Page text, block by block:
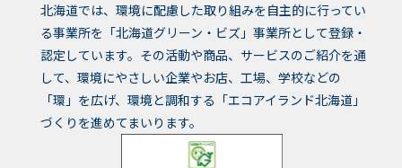
北海道では、環境に配慮した取り組みを自主的に行ってい
る事業所を「北海道グリーン・ビズ」事業所として登録・
認定しています。その活動や商品、サービスのご紹介を通
して、環境にやさしい企業やお店、工場、学校などの
「環」を広げ、環境と調和する「エコアイランド北海道」
づくりを進めてまいります。